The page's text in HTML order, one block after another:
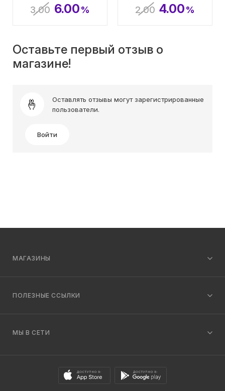
3.00 6.00% 2.00 4.00%
Оставьте первый отзыв о
магазине!
Оставлять отзывы могут зарегистрированные
пользователи.
Войти
МАГАЗИНЫ
ПОЛЕЗНЫЕ ССЫЛКИ
МЫ В СЕТИ